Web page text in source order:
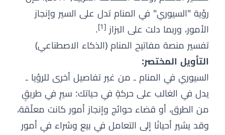
رؤية "السيوري" في المنام تدل على السير وإنجاز
الأمور، وربما دلت على البزاز [1]
.
تفسير منصة مفاتيح المنام (الذكاء الاصطناعي)
التأويل المختصر:
السيوري في المنام ـ من غير تفاصيل أخرى للرؤيا ـ
يدل في الغالب على حركةٍ في حياتك: سيرٍ في طريقٍ
من الطرق، أو قضاء حوائج وإنجاز أمور كانت معلّقة،
وقد يشير أحيانًا إلى التعامل في بيع وشراء في أمور